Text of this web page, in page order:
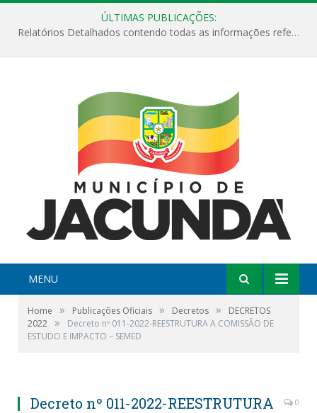
ÚLTIMAS PUBLICAÇÕES:
Relatórios Detalhados contendo todas as informações referentes a execução de recursos destinados ao fomento de projetos culturais no Município de Jacundá entre os anos de 2022 ao presente ano de 2026.
MENU
Home » Publicações Oficiais » Decretos »
DECRETOS
2022 »
Decreto nº 011-2022-REESTRUTURA A COMISSÃO DE
ESTUDO E IMPACTO – SEMED
Decreto nº 011-2022-REESTRUTURA
0